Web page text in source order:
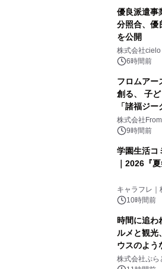
優良派遣事
分照合、優
を公開
株式会社cielo
6時間前
フロムアー
創る、 子
「諸福ジ
(日)開催
株式会社
9時間前
学園生活コ
｜2026『
キャラフレ｜
デザインズ
10時間前
時間に追わ
ルメと観光
ウスのよう
サウナも 「
株式会社ぷら